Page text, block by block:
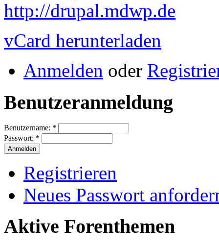
http://drupal.mdwp.de
vCard herunterladen
Anmelden oder
Benutzeranmeldung
Benutzername: *
Passwort: *
Registrieren
Neues Passwort
Aktive Forenthemen